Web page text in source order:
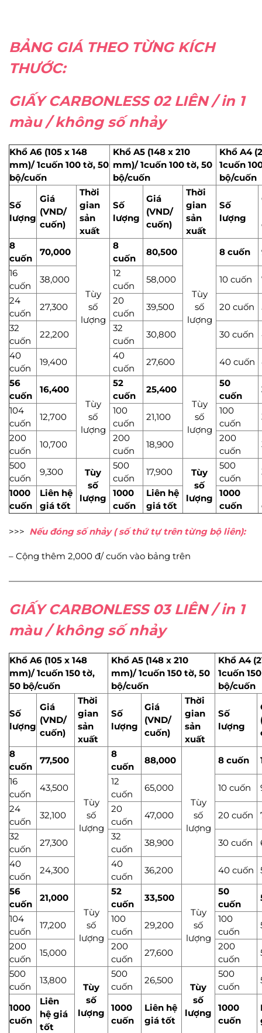
BẢNG GIÁ THEO TỪNG KÍCH
THƯỚC:
GIẤY CARBONLESS 02 LIÊN / in 1
màu / không số nhảy
Khổ A6 (105 x 148
mm)/ 1cuốn 100 tờ, 50
bộ/cuốn
Khổ A5 (148 x 210
mm)/ 1cuốn 100 tờ, 50
bộ/cuốn
Khổ A4
1cuốn
bộ/cuốn
Số
lượng
Giá
(VND/
cuốn)
Thời
gian
sản
xuất
Số
lượng
Giá
(VND/
cuốn)
Thời
gian
sản
xuất
Số
lượng
8
cuốn
70,000
Tùy
số
lượng
8
cuốn
80,500
Tùy
số
lượng
8 cuốn
16
cuốn
38,000
12
cuốn
58,000 10 cuốn
24
cuốn
27,300
20
cuốn
39,500 20 cuốn
32
cuốn
22,200
32
cuốn
30,800 30 cuốn
40
cuốn
19,400
40
cuốn
27,600 40 cuốn
56
cuốn
16,400
Tùy
số
lượng
52
cuốn
25,400
Tùy
số
lượng
50
cuốn
104
cuốn
12,700
100
cuốn
21,100
100
cuốn
200
cuốn
10,700
200
cuốn
18,900
200
cuốn
500
cuốn
9,300
Tùy
số
lượng
500
cuốn
17,900
Tùy
số
lượng
500
cuốn
1000
cuốn
Liên hệ
giá tốt
1000
cuốn
Liên hệ
giá tốt
1000
cuốn
>>> Nếu đóng số nhảy ( số thứ tự trên từng bộ liên):
– Cộng thêm 2,000 đ/ cuốn vào bảng trên
GIẤY CARBONLESS 03 LIÊN / in 1
màu / không số nhảy
Khổ A6 (105 x 148
mm)/ 1cuốn 150 tờ,
50 bộ/cuốn
Khổ A5 (148 x 210
mm)/ 1cuốn 150 tờ, 50
bộ/cuốn
Khổ A4
1cuốn
bộ/cuốn
Số
lượng
Giá
(VND/
cuốn)
Thời
gian
sản
xuất
Số
lượng
Giá
(VND/
cuốn)
Thời
gian
sản
xuất
Số
lượng
8
cuốn
77,500
Tùy
số
lượng
8
cuốn
88,000
Tùy
số
lượng
8 cuốn
16
cuốn
43,500
12
cuốn
65,000 10 cuốn
24
cuốn
32,100
20
cuốn
47,000 20 cuốn
32
cuốn
27,300
32
cuốn
38,900 30 cuốn
40
cuốn
24,300
40
cuốn
36,200 40 cuốn
56
cuốn
21,000
Tùy
số
lượng
52
cuốn
33,500
Tùy
số
lượng
50
cuốn
104
cuốn
17,200
100
cuốn
29,200
100
cuốn
200
cuốn
15,000
200
cuốn
27,600
200
cuốn
500
cuốn
13,800
Tùy
số
lượng
500
cuốn
26,500
Tùy
số
lượng
500
cuốn
1000
cuốn
Liên
hệ giá
tốt
1000
cuốn
Liên hệ
giá tốt
1000
cuốn